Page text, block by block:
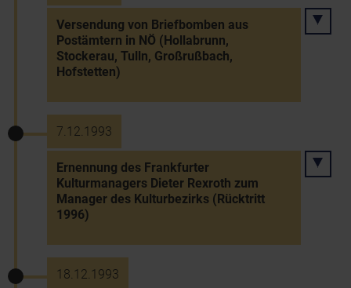
Versendung von Briefbomben aus
Postämtern in NÖ (Hollabrunn,
Stockerau, Tulln, Großrußbach,
Hofstetten)
7.12.1993
Ernennung des Frankfurter
Kulturmanagers Dieter Rexroth zum
Manager des Kulturbezirks (Rücktritt
1996)
18.12.1993